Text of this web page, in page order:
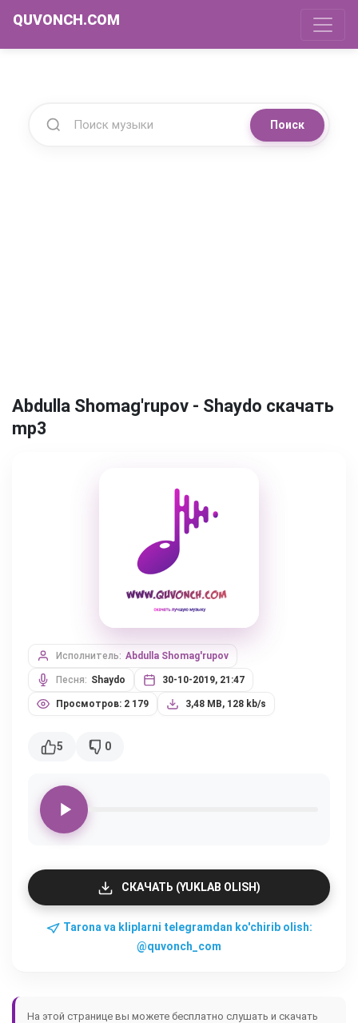
QUVONCH.COM
Поиск
Abdulla Shomag'rupov - Shaydo скачать
mp3
Исполнитель: Abdulla Shomag'rupov
Песня: Shaydo 30-10-2019, 21:47
Просмотров: 2 179 3,48 MB, 128 kb/s
5 0
СКАЧАТЬ (YUKLAB OLISH)
Tarona va kliplarni telegramdan ko'chirib olish:
@quvonch_com
На этой странице вы можете бесплатно слушать и скачать